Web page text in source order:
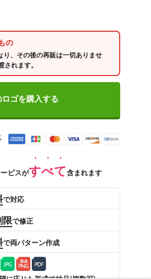
の
、その後の再販は一切ありませ
れます。
ロゴを購入する
ビスがすべて含まれます
で対応
限で修正
で両パターン作成